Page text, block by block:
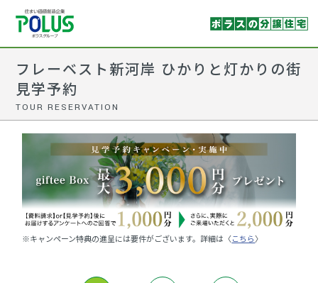
フレーベスト新河岸 ひかりと灯かりの街
見学予約
TOUR RESERVATION
※キャンペーン特典の進呈には要件がございます。詳細は〈こちら〉